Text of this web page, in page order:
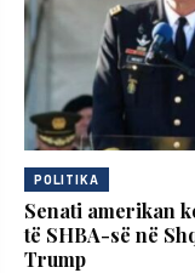
POLITIKA
Senati amerikan
të SHBA-së në
Trump